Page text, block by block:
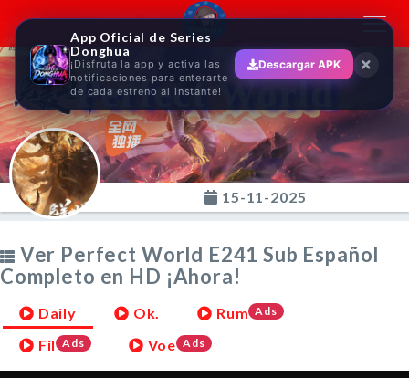
Perfect World
15-11-2025
Ver Perfect World E241 Sub Español
Completo en HD ¡Ahora!
Daily Ok. Rum Ads
Fil Ads Voe Ads
App Oficial de Series
Donghua
¡Disfruta la app y activa las
notificaciones para enterarte
de cada estreno al instante!
Descargar APK